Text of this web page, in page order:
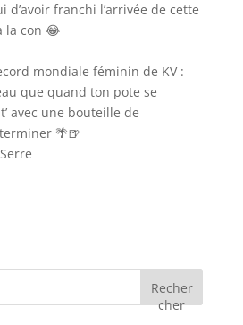
d’avoir franchi l’arrivée de cette
la con 😂
mondiale féminin de KV :
que quand ton pote se
avec une bouteille de
🌴🍺
Recher
cher